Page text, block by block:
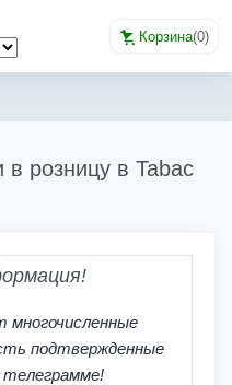
Корзина(0)
в розницу в Tabac
многочисленные
подтвержденные
телеграмме!